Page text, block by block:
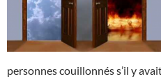
personnes couillonnés s’il y